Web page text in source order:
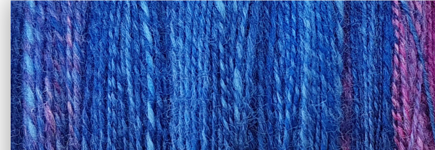
Skip
content